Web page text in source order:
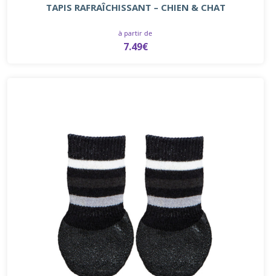
TAPIS RAFRAÎCHISSANT – CHIEN & CHAT
à partir de
7.49€